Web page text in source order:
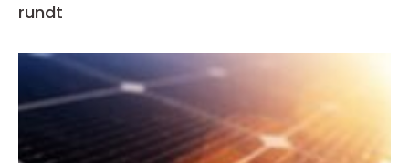
rundt